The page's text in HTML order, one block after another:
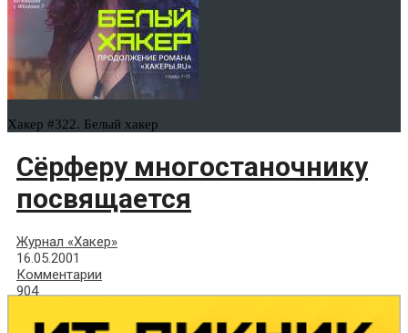
Хакер #322. Белый хакер
Сёрферу многостаночнику
посвящается
Журнал «Хакер»
16.05.2001
Комментарии
904